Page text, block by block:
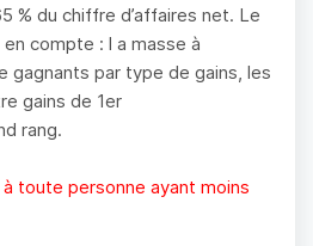
% du chiffre d’affaires net. Le
compte : l a masse à
gagnants par type de gains, les
gains de 1er
rang.
toute personne ayant moins